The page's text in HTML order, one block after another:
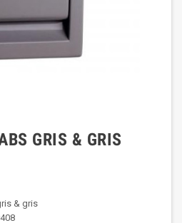
GRIS & GRIS
& gris